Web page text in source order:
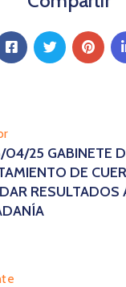
04/25 GABINETE
DE
RESULTADOS